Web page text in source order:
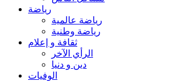
رياضة
رياضة عالمية
رياضة وطنية
ثقافة و إعلام
الرأي الآخر
دين و دنيا
الوفيات